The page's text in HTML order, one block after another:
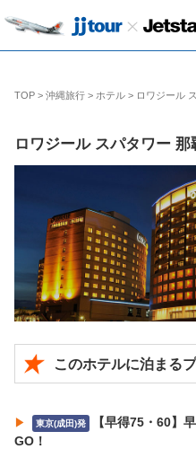
TOP > 沖縄旅行 > ホテル > ロワジール
ロワジール スパタワー 那
このホテルに泊まる
東京(成田)発
【早得75・60】
GO！